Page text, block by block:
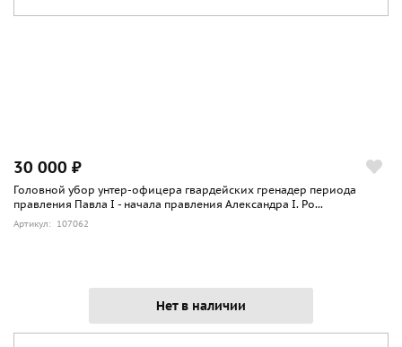
30 000 ₽
Головной убор унтер-офицера гвардейских гренадер периода
правления Павла I - начала правления Александра I. Ро...
Артикул: 107062
Нет в наличии